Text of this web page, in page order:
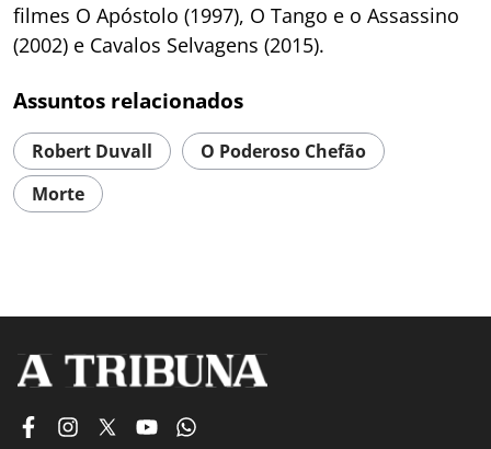
filmes O Apóstolo (1997), O Tango e o Assassino
(2002) e Cavalos Selvagens (2015).
Assuntos relacionados
Robert Duvall
O Poderoso Chefão
Morte